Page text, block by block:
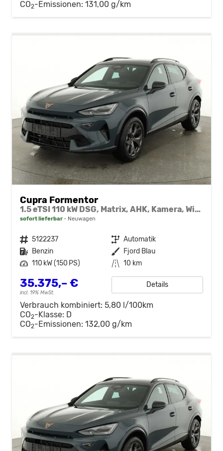
CO2-Emissionen: 131,00 g/km
Cupra Formentor
1.5 eTSI 110 kW DSG, Matrix, AHK, Kamera, Winter, el. Klappe, 5 J.-Garantie
sofort lieferbar Neuwagen
Fahrzeugnr. 5122237 Getriebe Automatik
Kraftstoff Benzin Außenfarbe Fjord Blau
Leistung 110 kW (150 PS) Kilometerstand 10 km
35.375,– €
incl. 19% MwSt.
Details
Verbrauch kombiniert: 5,80 l/100km
CO2-Klasse: D
CO2-Emissionen: 132,00 g/km